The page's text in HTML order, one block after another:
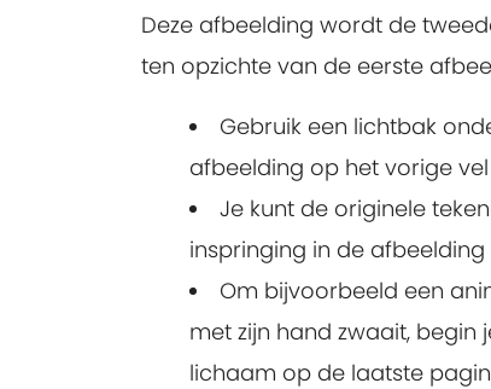
Deze afbeelding wordt de
ten opzichte van de eerste
Gebruik een lichtbak
afbeelding op het vorige vel
Je kunt de originele
inspringing in de
Om bijvoorbeeld een
met zijn hand zwaait, begin
lichaam op de laatste